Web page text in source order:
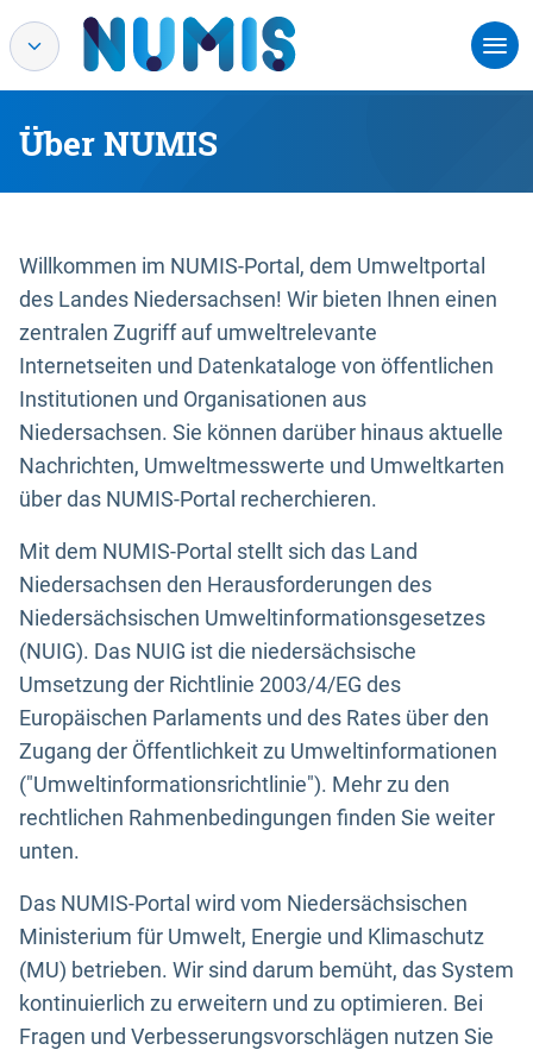
Über NUMIS
Willkommen im NUMIS-Portal, dem Umweltportal
des Landes Niedersachsen! Wir bieten Ihnen einen
zentralen Zugriff auf umweltrelevante
Internetseiten und Datenkataloge von öffentlichen
Institutionen und Organisationen aus
Niedersachsen. Sie können darüber hinaus aktuelle
Nachrichten, Umweltmesswerte und Umweltkarten
über das NUMIS-Portal recherchieren.
Mit dem NUMIS-Portal stellt sich das Land
Niedersachsen den Herausforderungen des
Niedersächsischen Umweltinformationsgesetzes
(NUIG). Das NUIG ist die niedersächsische
Umsetzung der Richtlinie 2003/4/EG des
Europäischen Parlaments und des Rates über den
Zugang der Öffentlichkeit zu Umweltinformationen
("Umweltinformationsrichtlinie"). Mehr zu den
rechtlichen Rahmenbedingungen finden Sie weiter
unten.
Das NUMIS-Portal wird vom Niedersächsischen
Ministerium für Umwelt, Energie und Klimaschutz
(MU) betrieben. Wir sind darum bemüht, das System
kontinuierlich zu erweitern und zu optimieren. Bei
Fragen und Verbesserungsvorschlägen nutzen Sie